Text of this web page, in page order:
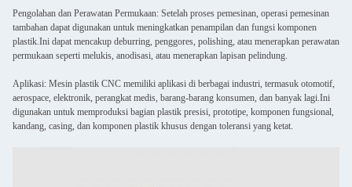
Pengolahan dan Perawatan Permukaan: Setelah proses pemesinan, operasi pemesinan
tambahan dapat digunakan untuk meningkatkan penampilan dan fungsi komponen
plastik.Ini dapat mencakup deburring, penggores, polishing, atau menerapkan perawatan
permukaan seperti melukis, anodisasi, atau menerapkan lapisan pelindung.
Aplikasi: Mesin plastik CNC memiliki aplikasi di berbagai industri, termasuk otomotif,
aerospace, elektronik, perangkat medis, barang-barang konsumen, dan banyak lagi.Ini
digunakan untuk memproduksi bagian plastik presisi, prototipe, komponen fungsional,
kandang, casing, dan komponen plastik khusus dengan toleransi yang ketat.